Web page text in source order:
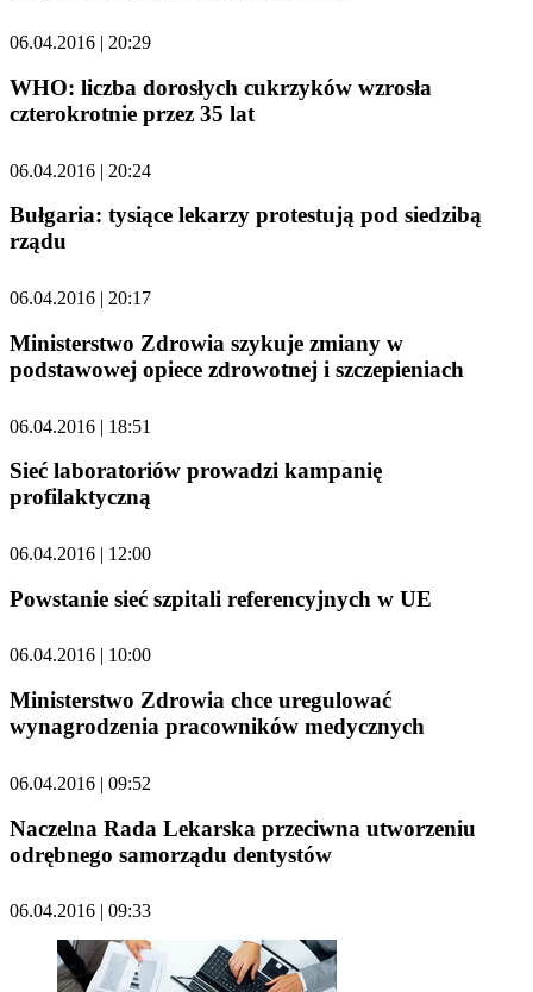
06.04.2016 | 20:29
WHO: liczba dorosłych cukrzyków wzrosła
czterokrotnie przez 35 lat
06.04.2016 | 20:24
Bułgaria: tysiące lekarzy protestują pod siedzibą
rządu
06.04.2016 | 20:17
Ministerstwo Zdrowia szykuje zmiany w
podstawowej opiece zdrowotnej i szczepieniach
06.04.2016 | 18:51
Sieć laboratoriów prowadzi kampanię
profilaktyczną
06.04.2016 | 12:00
Powstanie sieć szpitali referencyjnych w UE
06.04.2016 | 10:00
Ministerstwo Zdrowia chce uregulować
wynagrodzenia pracowników medycznych
06.04.2016 | 09:52
Naczelna Rada Lekarska przeciwna utworzeniu
odrębnego samorządu dentystów
06.04.2016 | 09:33